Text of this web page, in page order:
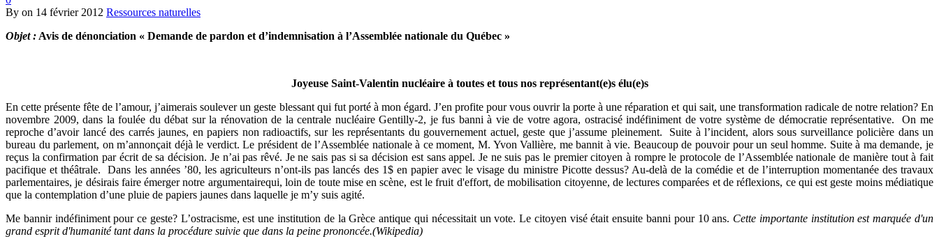
By on 14 février 2012 Ressources naturelles
Objet : Avis de dénonciation « Demande de pardon et d’indemnisation à l’Assemblée nationale du Québec »
Joyeuse Saint-Valentin nucléaire à toutes et tous nos représentant(e)s élu(e)s
En cette présente fête de l’amour, j’aimerais soulever un geste blessant qui fut porté à mon égard. J’en profite pour vous ouvrir la porte à une réparation et qui sait, une transformation radicale de notre relation? En
novembre 2009, dans la foulée du débat sur la rénovation de la centrale nucléaire Gentilly-2, je fus banni à vie de votre agora, ostracisé indéfiniment de votre système de démocratie représentative. On me
reproche d’avoir lancé des carrés jaunes, en papiers non radioactifs, sur les représentants du gouvernement actuel, geste que j’assume pleinement. Suite à l’incident, alors sous surveillance policière dans un
bureau du parlement, on m’annonçait déjà le verdict. Le président de l’Assemblée nationale à ce moment, M. Yvon Vallière, me bannit à vie. Beaucoup de pouvoir pour un seul homme. Suite à ma demande, je
reçus la confirmation par écrit de sa décision. Je n’ai pas rêvé. Je ne sais pas si sa décision est sans appel. Je ne suis pas le premier citoyen à rompre le protocole de l’Assemblée nationale de manière tout à fait
pacifique et théâtrale. Dans les années ’80, les agriculteurs n’ont-ils pas lancés des 1$ en papier avec le visage du ministre Picotte dessus? Au-delà de la comédie et de l’interruption momentanée des travaux
parlementaires, je désirais faire émerger notre argumentairequi, loin de toute mise en scène, est le fruit d'effort, de mobilisation citoyenne, de lectures comparées et de réflexions, ce qui est geste moins médiatique
que la contemplation d’une pluie de papiers jaunes dans laquelle je m’y suis agité.
Me bannir indéfiniment pour ce geste? L’ostracisme, est une institution de la Grèce antique qui nécessitait un vote. Le citoyen visé était ensuite banni pour 10 ans. Cette importante institution est marquée d'un
grand esprit d'humanité tant dans la procédure suivie que dans la peine prononcée.(Wikipedia)